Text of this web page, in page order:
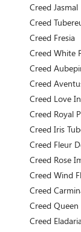
Creed Jasmal
Creed
Creed Fresia
Creed White
Creed
Creed
Creed Love
Creed Royal
Creed Iris
Creed Fleur
Creed Rose
Creed Wind
Creed
Creed Queen
Creed